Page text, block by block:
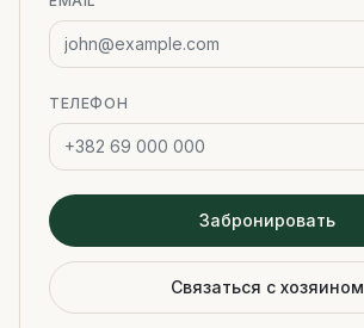
ТЕЛЕФОН
Забронировать
Связаться с хозяином